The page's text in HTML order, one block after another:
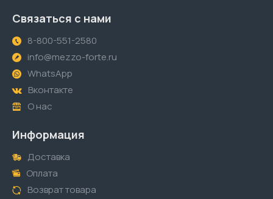
Связаться с нами
8-800-551-2580
info@mezzo-forte.ru
WhatsApp
Вконтакте
О нас
Информация
Доставка
Оплата
Возврат товара